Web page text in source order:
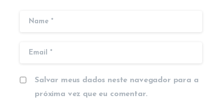
Salvar meus dados neste navegador para a
próxima vez que eu comentar.